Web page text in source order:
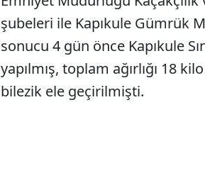
şubeleri ile Kapıkule Gümrük
sonucu 4 gün önce Kapıkule
yapılmış, toplam ağırlığı 18
bilezik ele geçirilmişti.